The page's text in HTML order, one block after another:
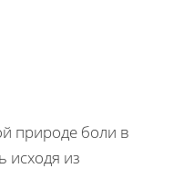
природе боли в
исходя из